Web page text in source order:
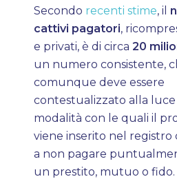
Secondo recenti stime, il
cattivi pagatori,
e privati, è di circa 20
un numero consistente,
comunque deve essere
contestualizzato alla
modalità con le quali il
viene inserito nel registro
a non pagare
un prestito, mutuo o fido.